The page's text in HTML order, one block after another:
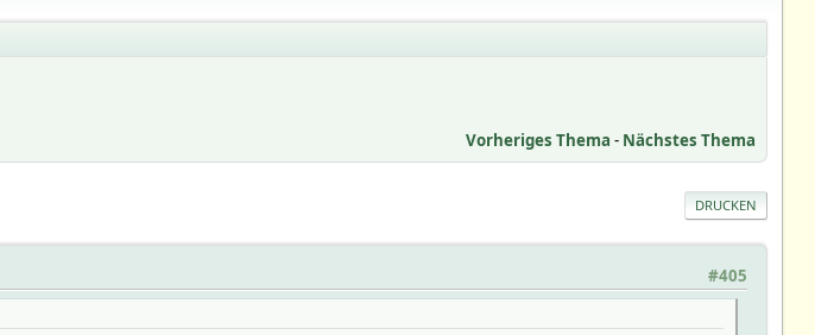
Vorheriges Thema - Nächstes Thema
DRUCKEN
#405